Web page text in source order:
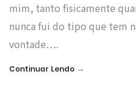
mim, tanto fisicamente
nunca fui do tipo que tem
vontade….
Continuar Lendo →